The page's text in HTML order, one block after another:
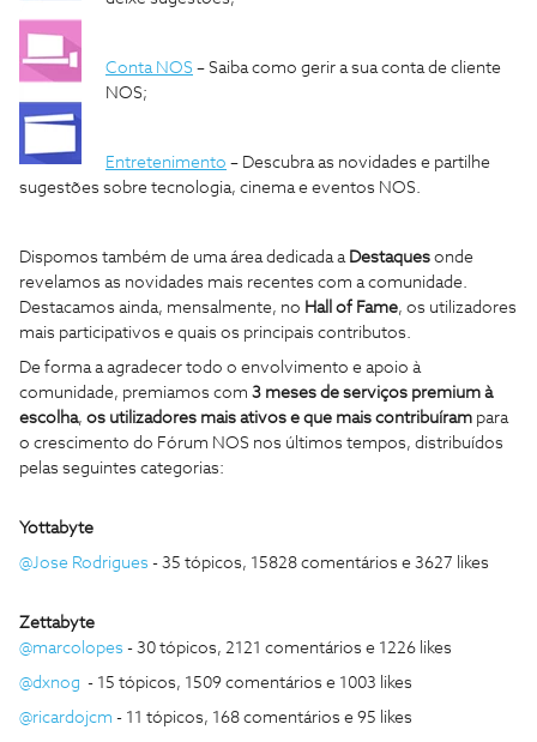
Conta NOS – Saiba como gerir a sua conta de cliente
NOS;
Entretenimento – Descubra as novidades e partilhe
sugestões sobre tecnologia, cinema e eventos NOS.
Dispomos também de uma área dedicada a Destaques onde
revelamos as novidades mais recentes com a comunidade.
Destacamos ainda, mensalmente, no Hall of Fame, os utilizadores
mais participativos e quais os principais contributos.
De forma a agradecer todo o envolvimento e apoio à
comunidade, premiamos com 3 meses de serviços premium à
escolha, os utilizadores mais ativos e que mais contribuíram para
o crescimento do Fórum NOS nos últimos tempos, distribuídos
pelas seguintes categorias:
Yottabyte
@Jose Rodrigues - 35 tópicos, 15828 comentários e 3627 likes
Zettabyte
@marcolopes - 30 tópicos, 2121 comentários e 1226 likes
@dxnog - 15 tópicos, 1509 comentários e 1003 likes
@ricardojcm - 11 tópicos, 168 comentários e 95 likes